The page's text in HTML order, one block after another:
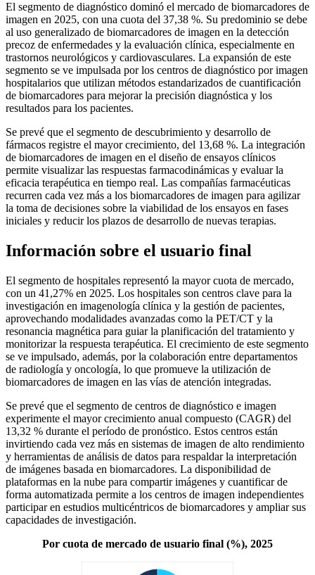
El segmento de diagnóstico dominó el mercado de biomarcadores de
imagen en 2025, con una cuota del 37,38 %. Su predominio se debe
al uso generalizado de biomarcadores de imagen en la detección
precoz de enfermedades y la evaluación clínica, especialmente en
trastornos neurológicos y cardiovasculares. La expansión de este
segmento se ve impulsada por los centros de diagnóstico por imagen
hospitalarios que utilizan métodos estandarizados de cuantificación
de biomarcadores para mejorar la precisión diagnóstica y los
resultados para los pacientes.
Se prevé que el segmento de descubrimiento y desarrollo de
fármacos registre el mayor crecimiento, del 13,68 %. La integración
de biomarcadores de imagen en el diseño de ensayos clínicos
permite visualizar las respuestas farmacodinámicas y evaluar la
eficacia terapéutica en tiempo real. Las compañías farmacéuticas
recurren cada vez más a los biomarcadores de imagen para agilizar
la toma de decisiones sobre la viabilidad de los ensayos en fases
iniciales y reducir los plazos de desarrollo de nuevas terapias.
Información sobre el usuario final
El segmento de hospitales representó la mayor cuota de mercado,
con un 41,27% en 2025. Los hospitales son centros clave para la
investigación en imagenología clínica y la gestión de pacientes,
aprovechando modalidades avanzadas como la PET/CT y la
resonancia magnética para guiar la planificación del tratamiento y
monitorizar la respuesta terapéutica. El crecimiento de este segmento
se ve impulsado, además, por la colaboración entre departamentos
de radiología y oncología, lo que promueve la utilización de
biomarcadores de imagen en las vías de atención integradas.
Se prevé que el segmento de centros de diagnóstico e imagen
experimente el mayor crecimiento anual compuesto (CAGR) del
13,32 % durante el período de pronóstico. Estos centros están
invirtiendo cada vez más en sistemas de imagen de alto rendimiento
y herramientas de análisis de datos para respaldar la interpretación
de imágenes basada en biomarcadores. La disponibilidad de
plataformas en la nube para compartir imágenes y cuantificar de
forma automatizada permite a los centros de imagen independientes
participar en estudios multicéntricos de biomarcadores y ampliar sus
capacidades de investigación.
Por cuota de mercado de usuario final (%), 2025